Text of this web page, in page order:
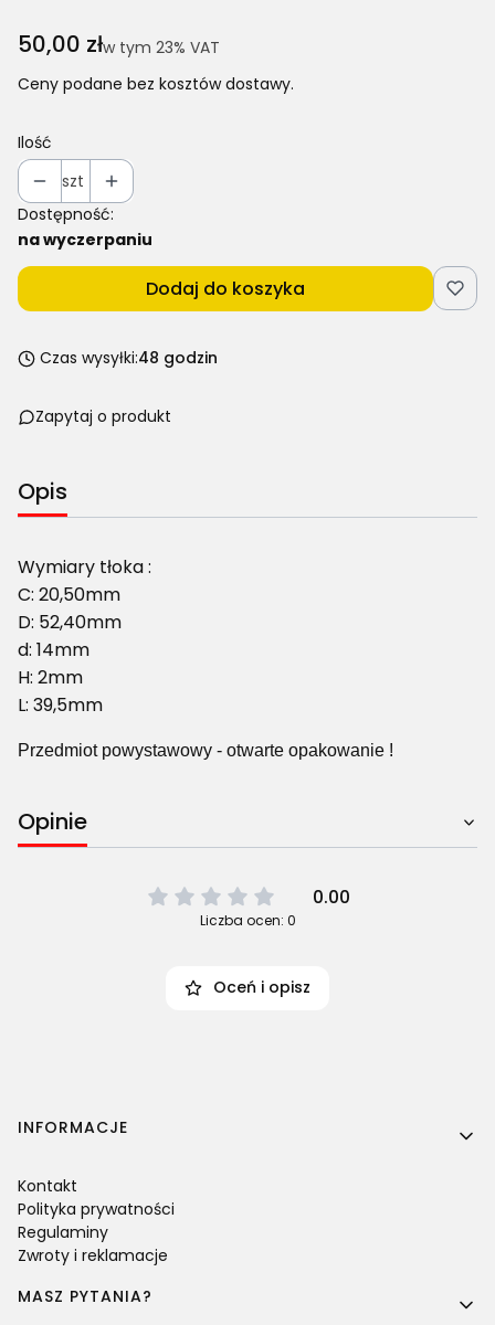
Cena
50,00 złw tym 23% VAT
w tym 23% VAT
Ceny podane bez kosztów dostawy.
Ilość
szt
Dostępność:
na wyczerpaniu
Dodaj do koszyka
Czas wysyłki:48 godzin
Zapytaj o produkt
Opis
Wymiary tłoka :
C: 20,50mm
D: 52,40mm
d: 14mm
H: 2mm
L: 39,5mm
Przedmiot powystawowy - otwarte opakowanie !
Opinie
0.00
Liczba ocen: 0
Oceń i opisz
Linki w stopce
INFORMACJE
Kontakt
Polityka prywatności
Regulaminy
Zwroty i reklamacje
MASZ PYTANIA?